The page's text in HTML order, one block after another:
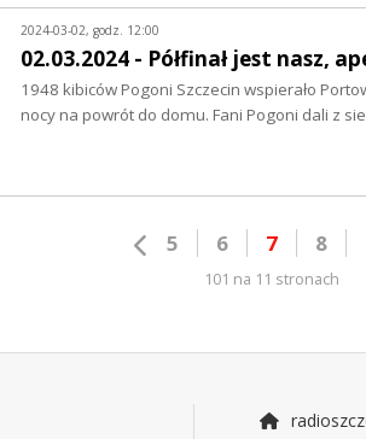
2024-03-02, godz. 12:00
02.03.2024 - Półfinał jest nasz,
1948 kibiców Pogoni Szczecin wspierało
nocy na powrót do domu. Fani Pogoni dali z
5 6 7 8
101 na 11 stronach